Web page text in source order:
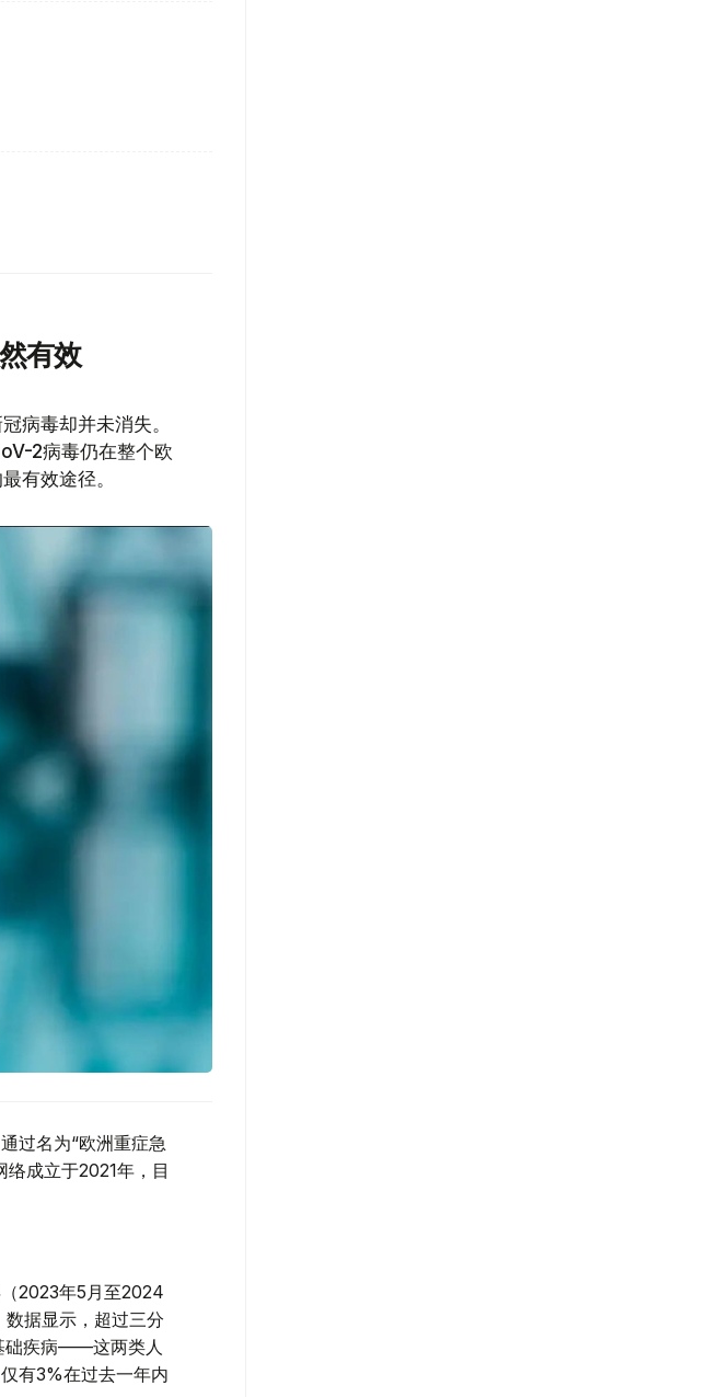
有效
病毒却并未消失。
2病毒仍在整个欧
有效途径。
过名为“欧洲重症急
成立于2021年，目
2023年5月至2024
据显示，超过三分
础疾病——这两类人
有3%在过去一年内